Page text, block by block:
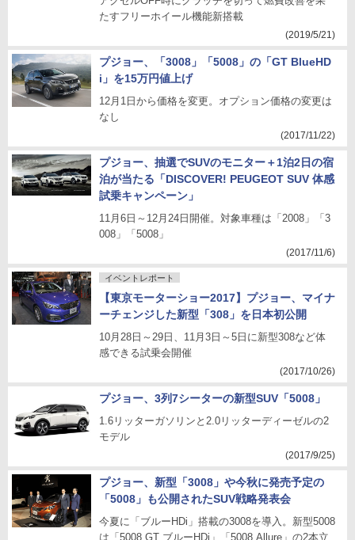
たすフリーホイール機能新搭載
(2019/5/21)
プジョー、「3008」「5008」の「GT BlueHD
i」を15万円値上げ
12月1日から価格を変更。オプション価格の変更は
なし
(2017/11/22)
プジョー、抽選でSUVのモニター＋1泊2日の宿
泊が当たる「DISCOVER! PEUGEOT SUV 体感
試乗キャンペーン」
11月6日～12月24日開催。対象車種は「2008」「3
008」「5008」
(2017/11/6)
イベントレポート
【東京モーターショー2017】プジョー、マイナ
ーチェンジした新型「308」を日本初公開
10月28日～29日、11月3日～5日に新型308など体
感できる試乗会開催
(2017/10/26)
プジョー、3列7シーターの新型SUV「5008」
1.6リッターガソリンと2.0リッターディーゼルの2
モデル
(2017/9/25)
プジョー、新型「3008」や今秋に発売予定の
「5008」も公開されたSUV戦略発表会
今夏に「ブルーHDi」搭載の3008を導入。新型5008
は「5008 GT ブルーHDi」「5008 Allure」の2本立